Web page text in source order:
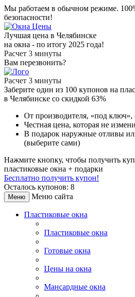
Мы работаем в обычном режиме.
безопасности!
Лучшая цена в Челябинске
на окна - по итогу 2025 года!
Расчет 3 минуты
Вам перезвонить?
Расчет 3 минуты
Заберите один из 100 купонов на
в Челябинске со скидкой 63%
От производителя, «под ключ»,
Честная цена, которая не
В подарок наружные отливы
(выберите сами)
Нажмите кнопку, чтобы получить
пластиковые окна + подарки
Бесплатно получить купон!
Осталось купонов: 8
Меню Меню сайта
Пластиковые окна
Пластиковые окна
Готовые окна
Цены на окна
Мансардные окна